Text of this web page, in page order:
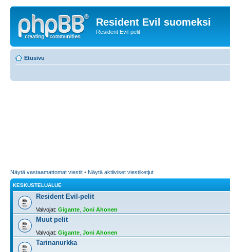
Resident Evil suomeksi
Resident Evil-pelit
Etusivu
Näytä vastaamattomat viestit • Näytä aktiiviset viestiketjut
KESKUSTELUALUE
Resident Evil-pelit
Valvojat: Gigante Joni Ahonen
Muut pelit
Valvojat: Gigante Joni Ahonen
Tarinanurkka